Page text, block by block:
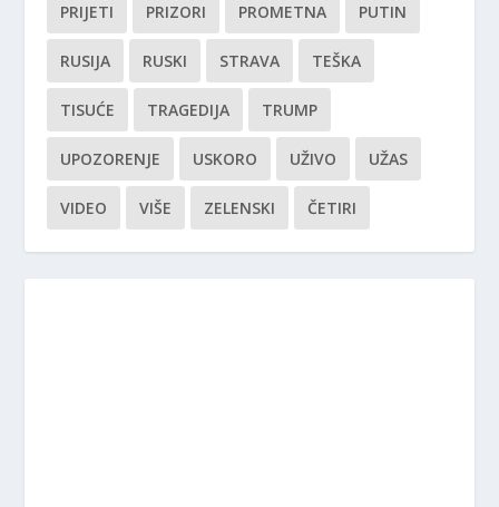
PRIJETI PRIZORI PROMETNA PUTIN
RUSIJA RUSKI STRAVA TEŠKA
TISUĆE TRAGEDIJA TRUMP
UPOZORENJE USKORO UŽIVO UŽAS
VIDEO VIŠE ZELENSKI ČETIRI